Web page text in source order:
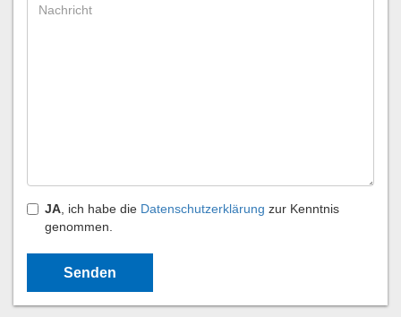
JA , ich habe die Datenschutzerklärung zur Kenntnis
genommen.